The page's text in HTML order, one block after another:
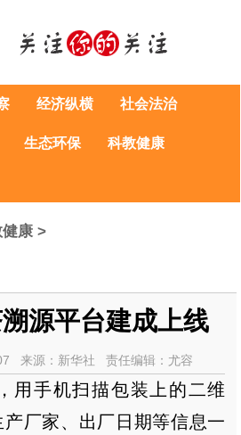
经济纵横 社会法治
生态环保 科教健康
康 >
源平台建成上线
来源：新华社 责任编辑：尤容
用手机扫描包装上的二维
厂家、出厂日期等信息一